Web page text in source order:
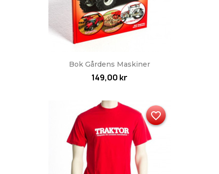
Bok Gårdens Maskiner
149,00 kr
favorite_border